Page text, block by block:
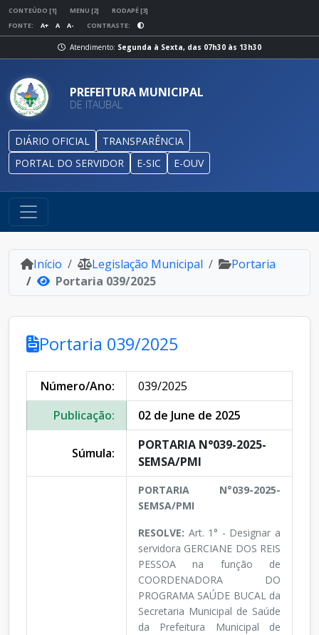
CONTEÚDO [1] MENU [2]
RODAPÉ [3]
FONTE:
A+ A A- CONTRASTE:
Atendimento: Segunda à Sexta, das 07h30 às 13h30
PREFEITURA MUNICIPAL
DE ITAUBAL
DIÁRIO OFICIAL
TRANSPARÊNCIA
PORTAL DO SERVIDOR
E-SIC E-OUV
Início Legislação Municipal
Portaria
Portaria 039/2025
Portaria 039/2025
Número/Ano:
039/2025
Publicação:
02 de June de 2025
Súmula:
PORTARIA N°039-2025-
SEMSA/PMI
PORTARIA N°039-2025-
SEMSA/PMI
RESOLVE: Art. 1° - Designar a
servidora GERCIANE DOS REIS
PESSOA na função de
COORDENADORA DO
PROGRAMA SAÚDE BUCAL da
Secretaria Municipal de Saúde
da Prefeitura Municipal de